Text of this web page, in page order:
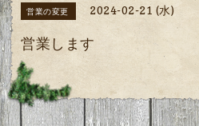
営業の変更 2024-02-21 (水)
営業します